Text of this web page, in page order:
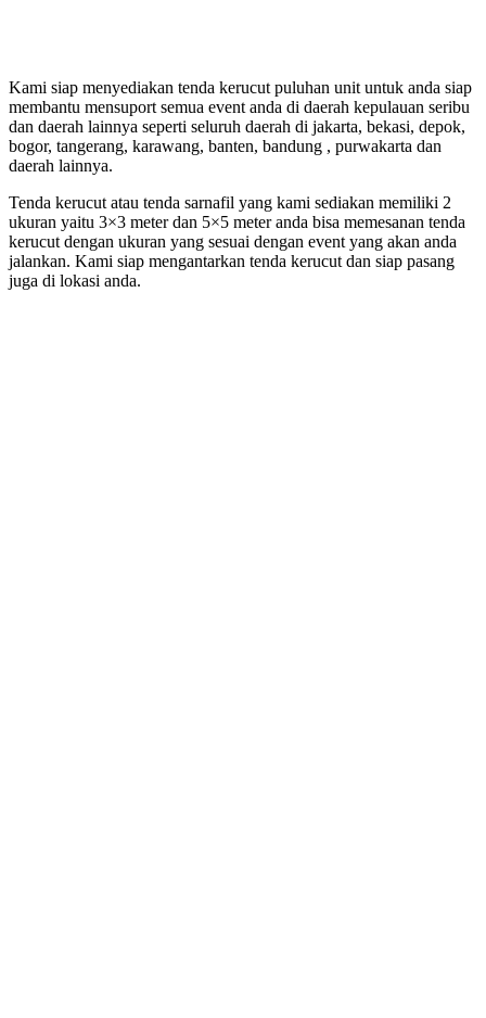
Kami siap menyediakan tenda kerucut puluhan unit untuk anda siap
membantu mensuport semua event anda di daerah kepulauan seribu
dan daerah lainnya seperti seluruh daerah di jakarta, bekasi, depok,
bogor, tangerang, karawang, banten, bandung , purwakarta dan
daerah lainnya.
Tenda kerucut atau tenda sarnafil yang kami sediakan memiliki 2
ukuran yaitu 3×3 meter dan 5×5 meter anda bisa memesanan tenda
kerucut dengan ukuran yang sesuai dengan event yang akan anda
jalankan. Kami siap mengantarkan tenda kerucut dan siap pasang
juga di lokasi anda.